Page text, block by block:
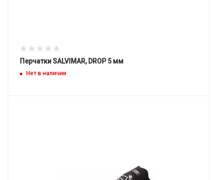
Перчатки SALVIMAR, DROP 5 мм
Нет в наличии